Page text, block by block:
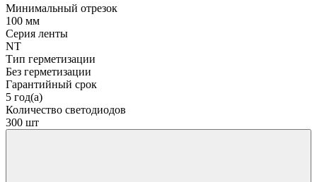
Минимальный отрезок
100 мм
Серия ленты
NT
Тип герметизации
Без герметизации
Гарантийный срок
5 год(а)
Количество светодиодов
300 шт